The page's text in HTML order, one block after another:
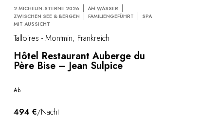
2 MICHELIN-STERNE 2026
AM WASSER
ZWISCHEN SEE & BERGEN
FAMILIENGEFÜHRT
SPA
MIT AUSSICHT
Talloires - Montmin, Frankreich
Hôtel Restaurant Auberge du
Père Bise – Jean Sulpice
Ab
494 €/Nacht